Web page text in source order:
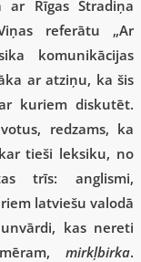
ar Rīgas Stradiņa
referātu „Ar
komunikācijas
ar atziņu, ka šis
kuriem diskutēt.
redzams, ka
tieši leksiku, no
trīs: anglismi,
latviešu valodā
kas nereti
mirkļbirka.